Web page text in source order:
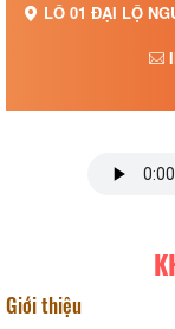
LÔ 01 ĐẠI LỘ
Giới thiệu